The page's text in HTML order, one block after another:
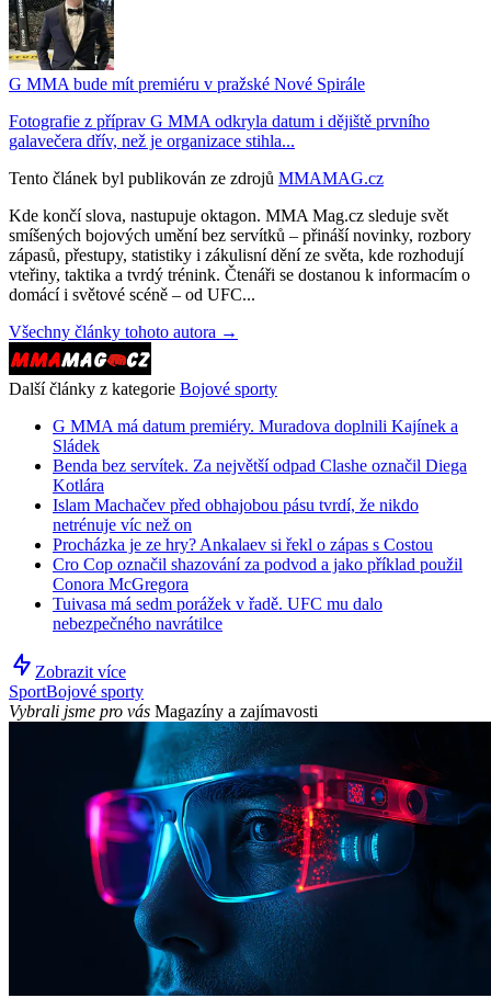
G MMA bude mít premiéru v pražské Nové Spirále
Fotografie z příprav G MMA odkryla datum i dějiště prvního
galavečera dřív, než je organizace stihla...
Tento článek byl publikován ze zdrojů MMAMAG.cz
Kde končí slova, nastupuje oktagon. MMA Mag.cz sleduje svět
smíšených bojových umění bez servítků – přináší novinky, rozbory
zápasů, přestupy, statistiky i zákulisní dění ze světa, kde rozhodují
vteřiny, taktika a tvrdý trénink. Čtenáři se dostanou k informacím o
domácí i světové scéně – od UFC...
Všechny články tohoto autora →
Další články z kategorie Bojové sporty
G MMA má datum premiéry. Muradova doplnili Kajínek a
Sládek
Benda bez servítek. Za největší odpad Clashe označil Diega
Kotlára
Islam Machačev před obhajobou pásu tvrdí, že nikdo
netrénuje víc než on
Procházka je ze hry? Ankalaev si řekl o zápas s Costou
Cro Cop označil shazování za podvod a jako příklad použil
Conora McGregora
Tuivasa má sedm porážek v řadě. UFC mu dalo
nebezpečného navrátilce
Zobrazit více
SportBojové sporty
Vybrali jsme pro vás Magazíny a zajímavosti